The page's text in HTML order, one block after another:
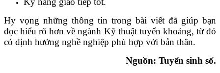
Hy vọng những thông tin trong bài viết đã giúp bạn
đọc hiểu rõ hơn về ngành Kỹ thuật tuyển khoáng, từ đó
có định hướng nghề nghiệp phù hợp với bản thân.
Nguồn: Tuyển sinh số.